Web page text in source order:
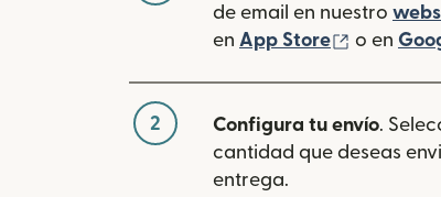
de email en nuestro
en App Store (se abre
o en
2 Configura tu envío.
cantidad que deseas
entrega.